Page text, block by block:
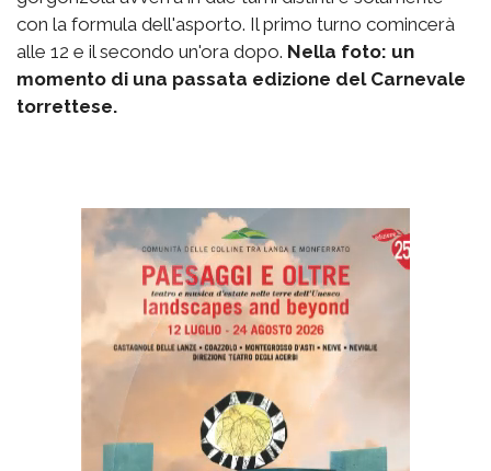
con la formula dell'asporto. Il primo turno comincerà
alle 12 e il secondo un'ora dopo. Nella foto: un
momento di una passata edizione del Carnevale
torrettese.